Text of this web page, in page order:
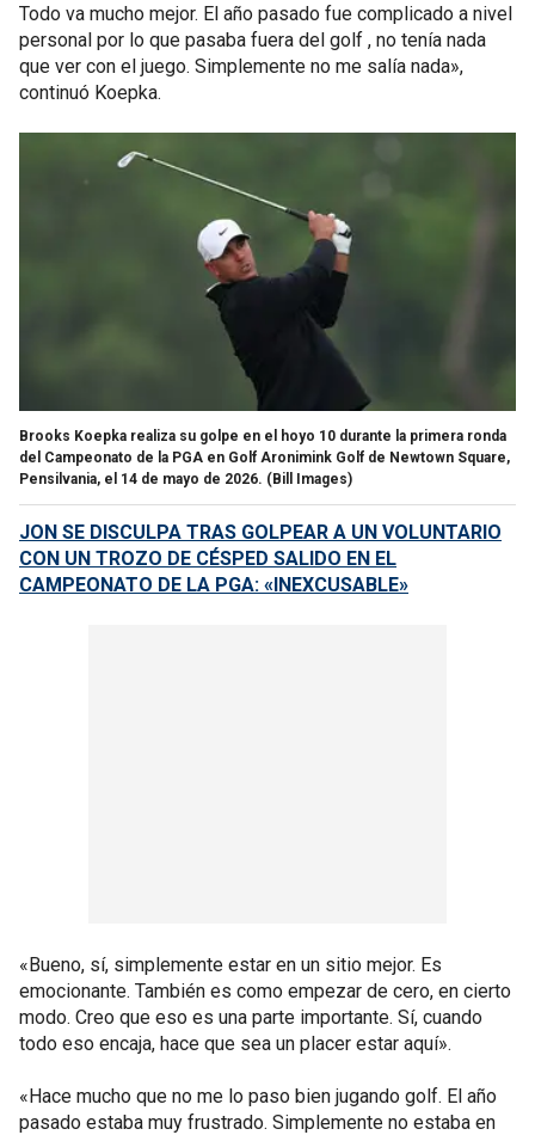
Todo va mucho mejor. El año pasado fue complicado a nivel
personal por lo que pasaba fuera del golf , no tenía nada
que ver con el juego. Simplemente no me salía nada»,
continuó Koepka.
Brooks Koepka realiza su golpe en el hoyo 10 durante la primera ronda
del Campeonato de la PGA en Golf Aronimink Golf de Newtown Square,
Pensilvania, el 14 de mayo de 2026. (Bill Images)
JON SE DISCULPA TRAS GOLPEAR A UN VOLUNTARIO
CON UN TROZO DE CÉSPED SALIDO EN EL
CAMPEONATO DE LA PGA: «INEXCUSABLE»
«Bueno, sí, simplemente estar en un sitio mejor. Es
emocionante. También es como empezar de cero, en cierto
modo. Creo que eso es una parte importante. Sí, cuando
todo eso encaja, hace que sea un placer estar aquí».
«Hace mucho que no me lo paso bien jugando golf. El año
pasado estaba muy frustrado. Simplemente no estaba en